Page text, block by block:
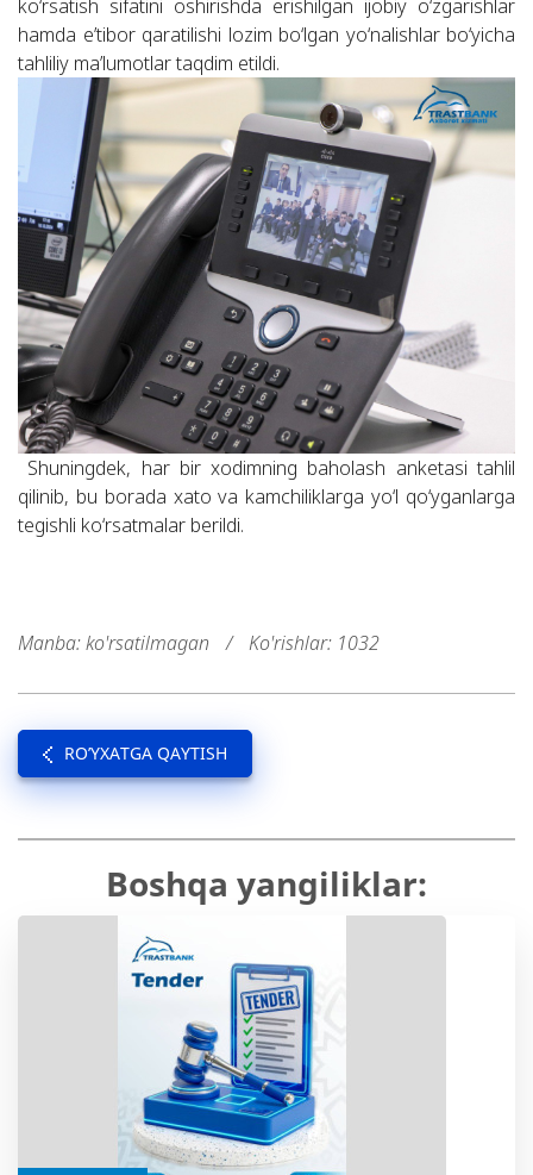
ko‘rsatish sifatini oshirishda erishilgan ijobiy o‘zgarishlar
hamda eʼtibor qaratilishi lozim bo‘lgan yo‘nalishlar bo‘yicha
tahliliy maʼlumotlar taqdim etildi.
Shuningdek, har bir xodimning baholash anketasi tahlil
qilinib, bu borada xato va kamchiliklarga yo‘l qo‘yganlarga
tegishli ko‘rsatmalar berildi.
Manba: ko'rsatilmagan / Ko'rishlar: 1032
RO’YXATGA QAYTISH
Boshqa yangiliklar: